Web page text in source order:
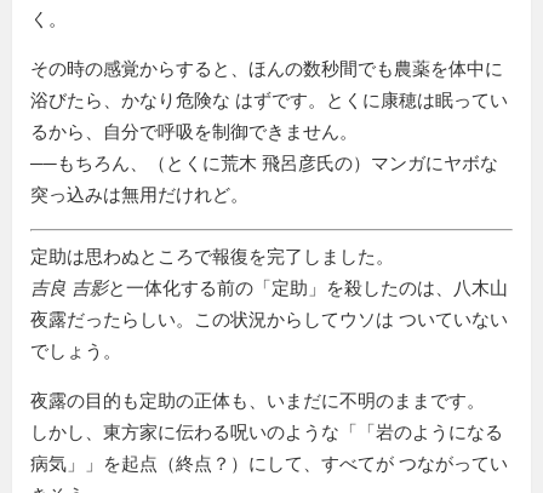
く。
その時の感覚からすると、ほんの数秒間でも農薬を体中に
浴びたら、かなり危険な はずです。とくに康穂は眠ってい
るから、自分で呼吸を制御できません。
──もちろん、（とくに荒木 飛呂彦氏の）マンガにヤボな
突っ込みは無用だけれど。
定助は思わぬところで報復を完了しました。
吉良 吉影と一体化する前の「定助」を殺したのは、八木山
夜露だったらしい。この状況からしてウソは ついていない
でしょう。
夜露の目的も定助の正体も、いまだに不明のままです。
しかし、東方家に伝わる呪いのような「
岩のようになる
病気
」を起点（終点？）にして、すべてが つながってい